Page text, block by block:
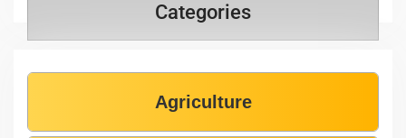
Categories
Agriculture